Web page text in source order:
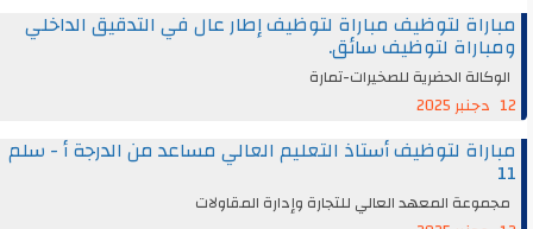
مباراة لتوظيف مباراة لتوظيف إطار عال في التدقيق الداخلي
ومباراة لتوظيف سائق.
الوكالة الحضرية للصخيرات-تمارة
12 دجنبر 2025
مباراة لتوظيف أستاذ التعليم العالي مساعد من الدرجة أ - سلم
11
مجموعة المعهد العالي للتجارة وإدارة المقاولات